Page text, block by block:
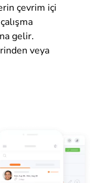
çevrim içi
gelir.
veya